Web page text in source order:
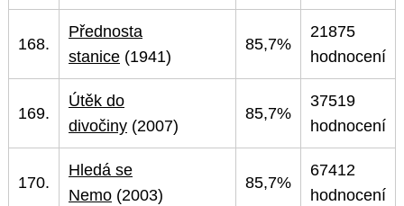
168.
Přednosta
stanice (1941)
85,7%
21875
hodnocení
169.
Útěk do
divočiny (2007)
85,7%
37519
hodnocení
170.
Hledá se
Nemo (2003)
85,7%
67412
hodnocení